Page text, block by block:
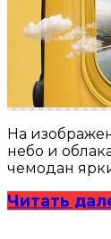
На
небо и
чемодан
Читать